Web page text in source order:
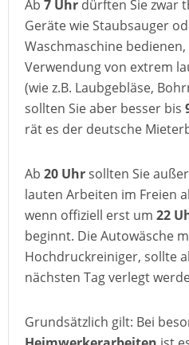
Ab 7 Uhr dürften Sie zwar
Geräte wie Staubsauger
Waschmaschine
Verwendung von extrem
(wie z.B. Laubgebläse,
sollten Sie aber besser bis
rät es der deutsche
Ab 20 Uhrsollten Sie
lauten Arbeiten im Freien
wenn offiziell erst um 22
beginnt. Die Autowäsche
Hochdruckreiniger, sollte
nächsten Tag verlegt
Grundsätzlich gilt: Bei